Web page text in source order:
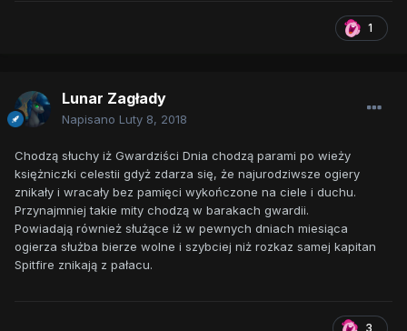
1
Lunar Zagłady
Napisano Luty 8, 2018
Chodzą słuchy iż Gwardziści Dnia chodzą parami po wieży
księżniczki celestii gdyż zdarza się, że najurodziwsze ogiery
znikały i wracały bez pamięci wykończone na ciele i duchu.
Przynajmniej takie mity chodzą w barakach gwardii.
Powiadają również służące iż w pewnych dniach miesiąca
ogierza służba bierze wolne i szybciej niż rozkaz samej kapitan
Spitfire znikają z pałacu.
3